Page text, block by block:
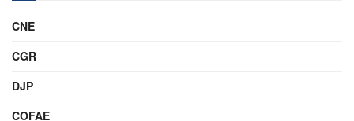
CNE
CGR
DJP
COFAE